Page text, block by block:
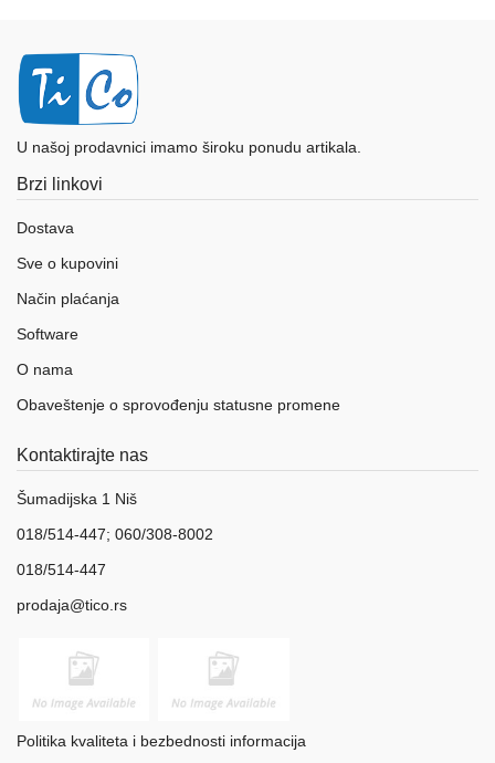
U našoj prodavnici imamo široku ponudu artikala.
Brzi linkovi
Dostava
Sve o kupovini
Način plaćanja
Software
O nama
Obaveštenje o sprovođenju statusne promene
Kontaktirajte nas
Šumadijska 1 Niš
018/514-447; 060/308-8002
018/514-447
prodaja@tico.rs
Politika kvaliteta i bezbednosti informacija